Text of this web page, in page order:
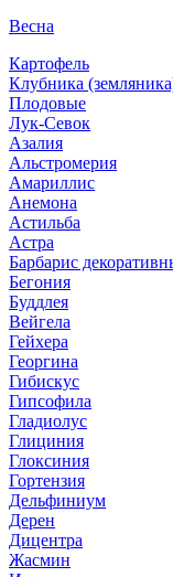
Весна
Картофель
Клубника
Плодовые
Лук-Севок
Азалия
Альстромерия
Амариллис
Анемона
Астильба
Астра
Барбарис
Бегония
Буддлея
Вейгела
Гейхера
Георгина
Гибискус
Гипсофила
Гладиолус
Глициния
Глоксиния
Гортензия
Дельфиниум
Дерен
Дицентра
Жасмин